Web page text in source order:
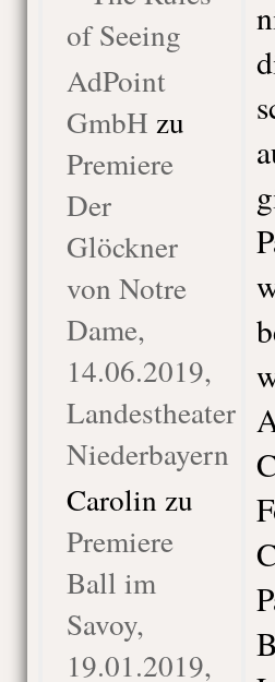
of Seeing
AdPoint
GmbH zu
Premiere
Der
Glöckner
von Notre
Dame,
14.06.2019,
Landestheater
Niederbayern
Carolin zu
Premiere
Ball im
Savoy,
19.01.2019,